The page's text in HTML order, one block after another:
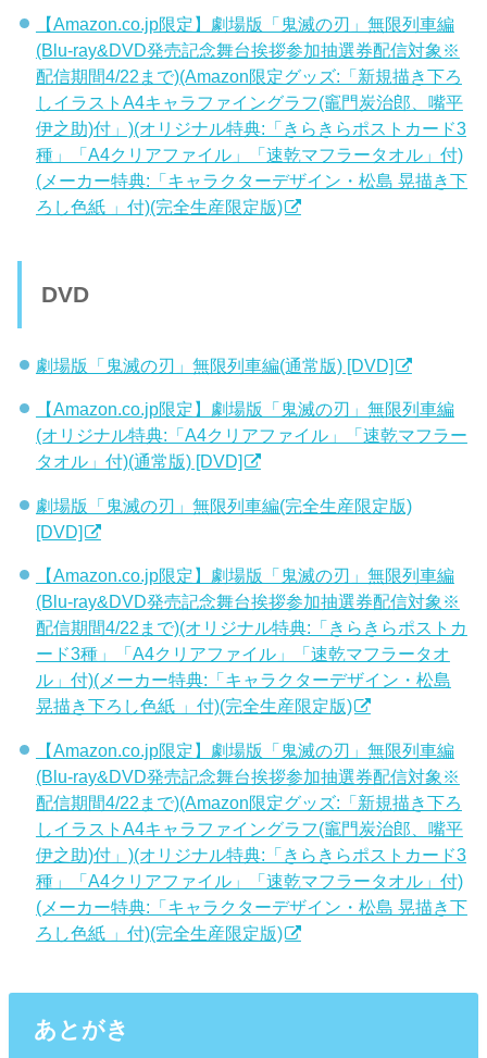
【Amazon.co.jp限定】劇場版「鬼滅の刃」無限列車編
(Blu-ray&DVD発売記念舞台挨拶参加抽選券配信対象※
配信期間4/22まで)(Amazon限定グッズ:「新規描き下ろ
しイラストA4キャラファイングラフ(竈門炭治郎、嘴平
伊之助)付」)(オリジナル特典:「きらきらポストカード3
種」「A4クリアファイル」「速乾マフラータオル」付)
(メーカー特典:「キャラクターデザイン・松島 晃描き下
ろし色紙 」付)(完全生産限定版)
DVD
劇場版「鬼滅の刃」無限列車編(通常版) [DVD]
【Amazon.co.jp限定】劇場版「鬼滅の刃」無限列車編
(オリジナル特典:「A4クリアファイル」「速乾マフラー
タオル」付)(通常版) [DVD]
劇場版「鬼滅の刃」無限列車編(完全生産限定版)
[DVD]
【Amazon.co.jp限定】劇場版「鬼滅の刃」無限列車編
(Blu-ray&DVD発売記念舞台挨拶参加抽選券配信対象※
配信期間4/22まで)(オリジナル特典:「きらきらポストカ
ード3種」「A4クリアファイル」「速乾マフラータオ
ル」付)(メーカー特典:「キャラクターデザイン・松島
晃描き下ろし色紙 」付)(完全生産限定版)
【Amazon.co.jp限定】劇場版「鬼滅の刃」無限列車編
(Blu-ray&DVD発売記念舞台挨拶参加抽選券配信対象※
配信期間4/22まで)(Amazon限定グッズ:「新規描き下ろ
しイラストA4キャラファイングラフ(竈門炭治郎、嘴平
伊之助)付」)(オリジナル特典:「きらきらポストカード3
種」「A4クリアファイル」「速乾マフラータオル」付)
(メーカー特典:「キャラクターデザイン・松島 晃描き下
ろし色紙 」付)(完全生産限定版)
あとがき